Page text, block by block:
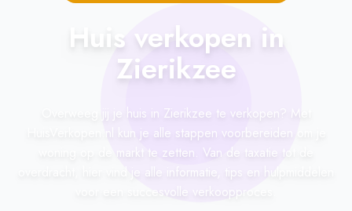
Huis verkopen in
Zierikzee
Overweeg jij je huis in Zierikzee te verkopen? Met
HuisVerkopen.nl kun je alle stappen voorbereiden om je
woning op de markt te zetten. Van de taxatie tot de
overdracht, hier vind je alle informatie, tips en hulpmiddelen
voor een succesvolle verkoopproces.